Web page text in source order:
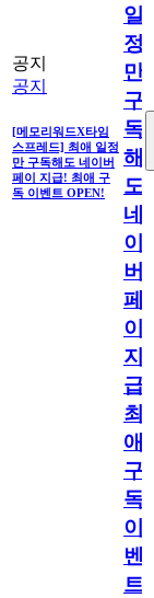
공지
공지
[메모리워드X타임
스프레드] 최애 일정
만 구독해도 네이버
페이 지급! 최애 구
독 이벤트 OPEN!
일
정
만
구
독
해
도
네
이
버
페
이
지
급!
최
애
구
독
이
벤
트